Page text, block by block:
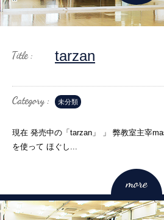
tarzan
未分類
現在 発売中の「tarzan」 」 弊教室主宰
を使って ほぐし...